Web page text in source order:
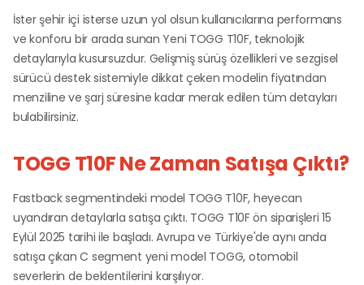
İster şehir içi isterse uzun yol olsun kullanıcılarına performans
ve konforu bir arada sunan Yeni TOGG T10F, teknolojik
detaylarıyla kusursuzdur. Gelişmiş sürüş özellikleri ve sezgisel
sürücü destek sistemiyle dikkat çeken modelin fiyatından
menziline ve şarj süresine kadar merak edilen tüm detayları
bulabilirsiniz.
TOGG T10F Ne Zaman Satışa Çıktı?
Fastback segmentindeki model TOGG T10F, heyecan
uyandıran detaylarla satışa çıktı. TOGG T10F ön siparişleri 15
Eylül 2025 tarihi ile başladı. Avrupa ve Türkiye'de aynı anda
satışa çıkan C segment yeni model TOGG, otomobil
severlerin de beklentilerini karşılıyor.